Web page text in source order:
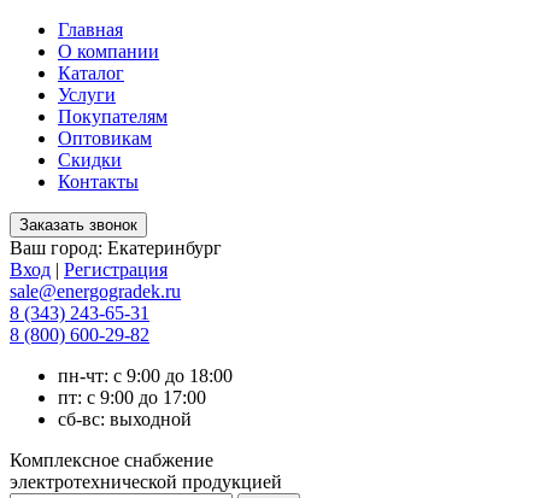
Главная
О компании
Каталог
Услуги
Покупателям
Оптовикам
Скидки
Контакты
Ваш город: Екатеринбург
Вход | Регистрация
sale@energogradek.ru
8 (343) 243-65-31
8 (800) 600-29-82
пн-чт: с 9:00 до 18:00
пт: с 9:00 до 17:00
сб-вс: выходной
Комплексное снабжение
электротехнической продукцией